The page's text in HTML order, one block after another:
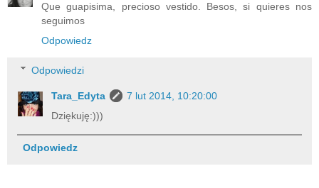
Que guapisima, precioso vestido. Besos, si quieres nos
seguimos
Odpowiedz
Odpowiedzi
Tara_Edyta
7 lut 2014, 10:20:00
Dziękuję:)))
Odpowiedz